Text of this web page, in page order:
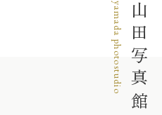
山田写真館
yamada photostudio